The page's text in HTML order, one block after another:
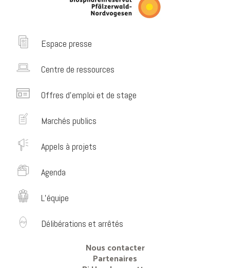
Espace presse
Centre de ressources
Offres d’emploi et de stage
Marchés publics
Appels à projets
Agenda
L’équipe
Délibérations et arrêtés
Nous contacter
Partenaires